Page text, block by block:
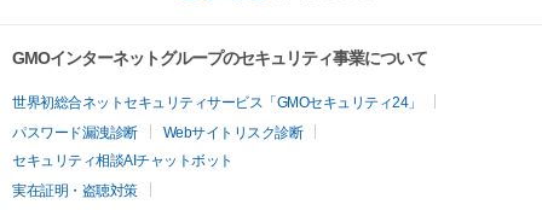
GMOインターネットグループのセキュリティ事業について
世界初総合ネットセキュリティサービス「GMOセキュリティ24」
パスワード漏洩診断
Webサイトリスク診断
セキュリティ相談AIチャットボット
実在証明・盗聴対策